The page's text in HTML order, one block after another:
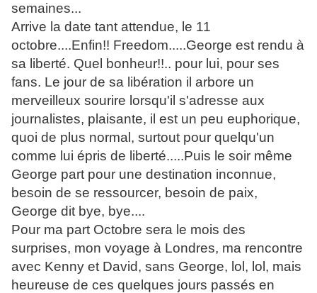
semaines...
Arrive la date tant attendue, le 11
octobre....Enfin!! Freedom.....George est rendu à
sa liberté. Quel bonheur!!.. pour lui, pour ses
fans. Le jour de sa libération il arbore un
merveilleux sourire lorsqu'il s'adresse aux
journalistes, plaisante, il est un peu euphorique,
quoi de plus normal, surtout pour quelqu'un
comme lui épris de liberté.....Puis le soir même
George part pour une destination inconnue,
besoin de se ressourcer, besoin de paix,
George dit bye, bye....
Pour ma part Octobre sera le mois des
surprises, mon voyage à Londres, ma rencontre
avec Kenny et David, sans George, lol, lol, mais
heureuse de ces quelques jours passés en